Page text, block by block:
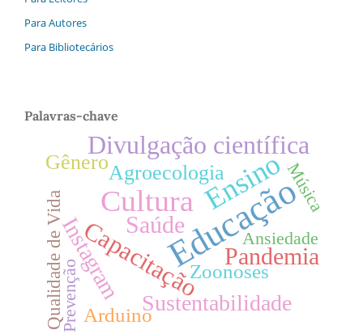
Para Autores
Para Bibliotecários
Palavras-chave
Educação
Cultura Ensino
Divulgação científica
Capacitação Pandemia
Saúde
Instagram Sustentabilidade
Agroecologia
Gênero
Zoonoses
Arduino
Qualidade de Vida
Música
Ansiedade
Prevenção